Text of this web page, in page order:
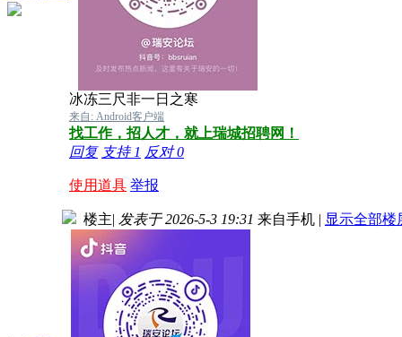
冰冻三尺非一日之寒
来自: Android客户端
找工作，招人才，就上瑞城招聘网！
回复 支持 1 反对0
使用道具 举报
楼主| 发表于 2026-5-3 19:31 来自手机 | 显示全部楼